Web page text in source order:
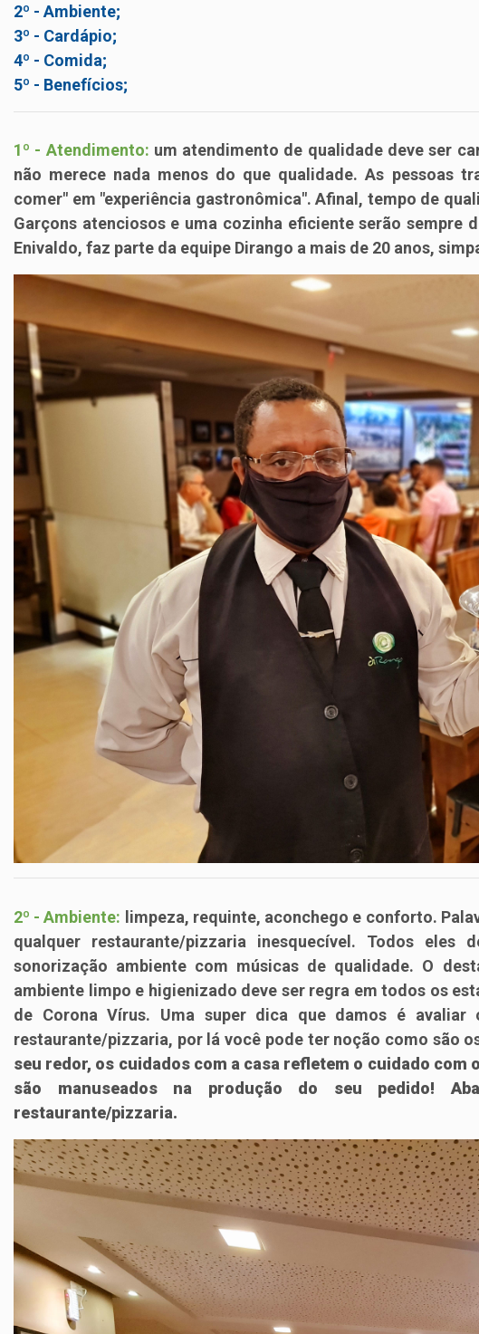
2º - Ambiente;
3º - Cardápio;
4º - Comida;
5º - Benefícios;
1º - Atendimento: um atendimento de qualidade deve ser
não merece nada menos do que qualidade. As pessoas
comer" em "experiência gastronômica". Afinal, tempo de
Garçons atenciosos e uma cozinha eficiente serão sempre
Enivaldo, faz parte da equipe Dirango a mais de 20 anos,
2º - Ambiente: limpeza, requinte, aconchego e conforto.
qualquer restaurante/pizzaria inesquecível. Todos eles
sonorização ambiente com músicas de qualidade. O
ambiente limpo e higienizado deve ser regra em todos os
de Corona Vírus. Uma super dica que damos é avaliar
restaurante/pizzaria, por lá você pode ter noção como são
seu redor, os cuidados com a casa refletem o cuidado
são manuseados na produção do seu pedido!
restaurante/pizzaria.